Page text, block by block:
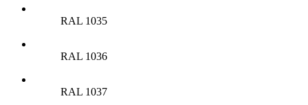
RAL 1035
RAL 1036
RAL 1037